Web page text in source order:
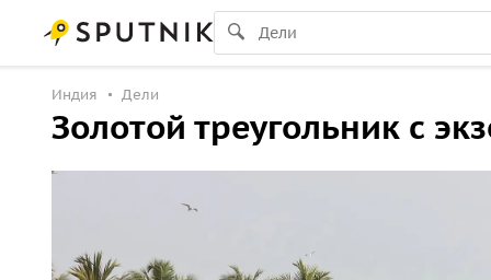
Индия Дели
Золотой треугольник с